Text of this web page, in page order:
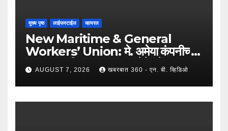
मुख्य पृष्ठ लाईफस्टाईल व्हायरल
New Maritime & General
Workers’ Union: मे. अमेया कंपनीच्या
कामगारांना दिलासा; कामगार नेते महेंद्र घरत
यांच्या नेतृत्वात ७,२०० रुपयांची ऐतिहासिक
पगारवाढ !
AUGUST 7, 2026 खबरबात 360 - एन. बी. व्हिडिओ